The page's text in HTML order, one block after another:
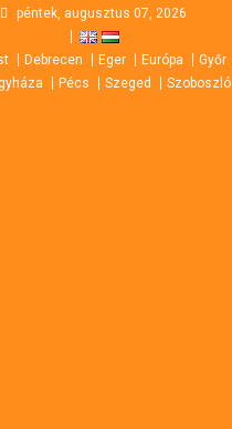
péntek, augusztus 07, 2026
Debrecen Eger Európa Győr
Pécs Szeged Szoboszló